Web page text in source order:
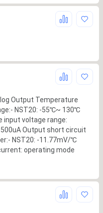
Output Temperature
NST20: -55℃~ 130℃
input voltage range:
Output short circuit
NST20: -11.77mV/℃
operating mode